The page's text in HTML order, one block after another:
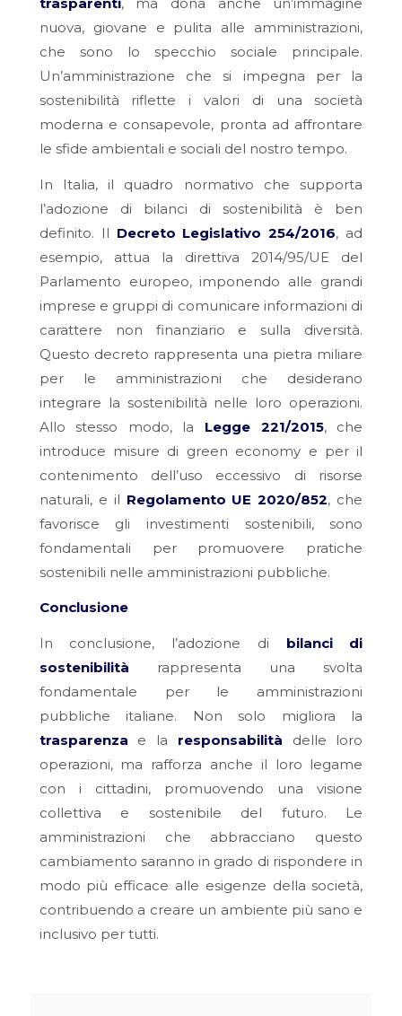
nuova, giovane e pulita alle amministrazioni,
che sono lo specchio sociale principale.
Un’amministrazione che si impegna per la
sostenibilità riflette i valori di una società
moderna e consapevole, pronta ad affrontare
le sfide ambientali e sociali del nostro tempo.
In Italia, il quadro normativo che supporta
l’adozione di bilanci di sostenibilità è ben
definito. Il Decreto Legislativo 254/2016, ad
esempio, attua la direttiva 2014/95/UE del
Parlamento europeo, imponendo alle grandi
imprese e gruppi di comunicare informazioni di
carattere non finanziario e sulla diversità.
Questo decreto rappresenta una pietra miliare
per le amministrazioni che desiderano
integrare la sostenibilità nelle loro operazioni.
Allo stesso modo, la Legge 221/2015, che
introduce misure di green economy e per il
contenimento dell’uso eccessivo di risorse
naturali, e il Regolamento UE 2020/852, che
favorisce gli investimenti sostenibili, sono
fondamentali per promuovere pratiche
sostenibili nelle amministrazioni pubbliche.
Conclusione
In conclusione, l’adozione di bilanci di
sostenibilità rappresenta una svolta
fondamentale per le amministrazioni
pubbliche italiane. Non solo migliora la
trasparenza e la responsabilità delle loro
operazioni, ma rafforza anche il loro legame
con i cittadini, promuovendo una visione
collettiva e sostenibile del futuro. Le
amministrazioni che abbracciano questo
cambiamento saranno in grado di rispondere in
modo più efficace alle esigenze della società,
contribuendo a creare un ambiente più sano e
inclusivo per tutti.